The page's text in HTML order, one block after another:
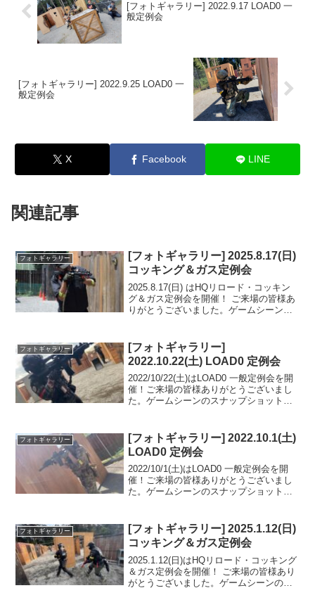
[フォトギャラリー] 2022.9.17 LOAD0 一
般定例会
[フォトギャラリー] 2022.9.25 LOAD0 一
般定例会
X Facebook LINE
関連記事
フォトギャラリー
[フォトギャラリー] 2025.8.17(日)
コッキング＆ガス定例会
2025.8.17(日) はHQリロード・コッキン
グ＆ガス定例会を開催！ ご来場の皆様あ
りがとうございました。ゲームシーンの
のご来場をお待ちしております。フォト
アルバ...
フォトギャラリー
[フォトギャラリー]
2022.10.22(土) LOAD0 定例会
2022/10/22(土)はLOAD0 一般定例会を開
催！ご来場の皆様ありがとうございまし
た。ゲームシーンのスナップショットを
ります。フォトアルバムをみる(Googl...
フォトギャラリー
[フォトギャラリー] 2022.10.1(土)
LOAD0 定例会
2022/10/1(土)はLOAD0 一般定例会を開
催！ご来場の皆様ありがとうございまし
た。ゲームシーンのスナップショットを
ります。フォトアルバムをみる(Google...
フォトギャラリー
[フォトギャラリー] 2025.1.12(日)
コッキング＆ガス定例会
2025.1.12(日)はHQリロード・コッキング
＆ガス定例会を開催！ ご来場の皆様あり
がとうございました。ゲームシーンのス